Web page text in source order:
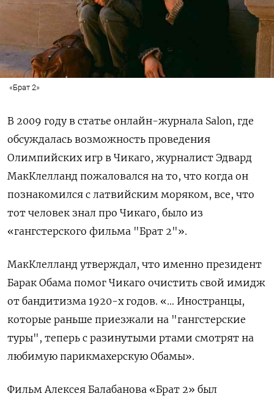
«Брат 2»
В 2009 году в статье онлайн-журнала Salon, где
обсуждалась возможность проведения
Олимпийских игр в Чикаго, журналист Эдвард
МакКлелланд пожаловался на то, что когда он
познакомился с латвийским моряком, все, что
тот человек знал про Чикаго, было из
«гангстерского фильма "Брат 2"».
МакКлелланд утверждал, что именно президент
Барак Обама помог Чикаго очистить свой имидж
от бандитизма 1920-х годов. «… Иностранцы,
которые раньше приезжали на "гангстерские
туры", теперь с разинутыми ртами смотрят на
любимую парикмахерскую Обамы».
Фильм Алексея Балабанова «Брат 2» был